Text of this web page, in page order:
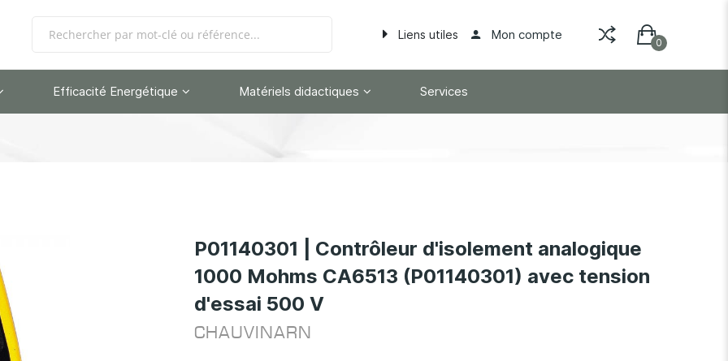
Liens utiles Mon compte
Efficacité Energétique Matériels didactiques Services
P01140301 | Contrôleur d'isolement analogique
1000 Mohms CA6513 (P01140301) avec tension
d'essai 500 V
CHAUVINARN